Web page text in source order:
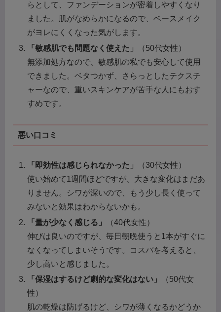
らとして、ファンデーションが密着しやすくなり
ました。肌がなめらかになるので、ベースメイク
がヨレにくくなった気がします。
「敏感肌でも問題なく使えた」
（50代女性）
無添加処方なので、敏感肌の私でも安心して使用
できました。ベタつかず、さらっとしたテクスチ
ャーなので、重いスキンケアが苦手な人にもおす
すめです。
悪い口コミ
「即効性は感じられなかった」
（30代女性）
使い始めて1週間ほどですが、大きな変化はまだあ
りません。シワが深いので、もう少し長く使って
みないと効果はわからないかも。
「量が少なく感じる」
（40代女性）
伸びは良いのですが、毎日朝晩使うと1本がすぐに
なくなってしまいそうです。コスパを考えると、
少し高いと感じました。
「保湿はするけど劇的な変化はない」
（50代女
性）
肌の乾燥は防げるけど、シワが薄くなるかどうか